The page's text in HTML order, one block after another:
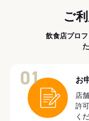
ご
飲食店プロ
お
店
許
く